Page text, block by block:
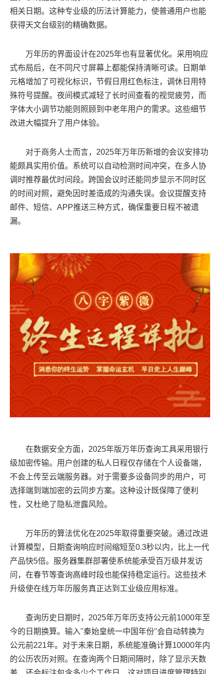
相关日期。这种专业级的历法计算能力，使普通用户也能
获得天文台级别的精确数据。
万年历的界面设计在2025年也有显著优化。采用响应
式布局后，在不同尺寸屏幕上都能保持清晰可读。日期单
元格增加了可视化标识，节假日用红色标注，调休日用特
殊符号提醒。夜间模式减轻了长时间查看的视觉疲劳，而
字体大小调节功能则照顾到中老年用户的需求。这些细节
改进大幅提升了用户体验。
对于商务人士而言，2025年万年历新增的会议安排功
能颇具实用价值。系统可以自动检测时间冲突，在多人协
调时推荐最优时间段。跨国会议时还能同步显示不同时区
的时间对照，避免因时差造成的沟通失误。会议提醒支持
邮件、短信、APP推送三种方式，确保重要日程不被遗
漏。
在数据安全方面，2025年版万年历查询工具采用银行
级加密传输。用户创建的私人日程仅存储在个人设备端，
不会上传至云端服务器。对于需要多设备同步的用户，可
选择端到端加密的云同步方案。这种设计既保障了便利
性，又杜绝了隐私泄露风险。
万年历的算法优化在2025年取得重要突破。通过改进
计算模型，日期查询响应时间缩短至0.3秒以内，比上一代
产品快5倍。服务器集群部署使系统能承受百万级并发访
问，在春节等查询高峰时段也能保持稳定运行。这些技术
升级使在线万年历服务真正达到工业级应用标准。
查询历史日期时，2025年万年历支持公元前1000年至
今的日期换算。输入"秦始皇统一中国年份"会自动转换为
公元前221年。对于未来日期，系统能准确计算10000年内
的公历农历对照。在查询两个日期间隔时，除了显示天数